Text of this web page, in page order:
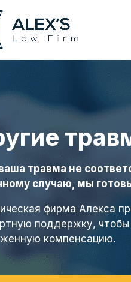
травма не
случаю, мы
фирма Алекса
поддержку, чтобы
компенсацию.